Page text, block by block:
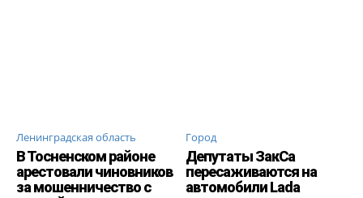
Ленинградская область
В Тосненском районе
арестовали чиновников
за мошенничество с
Город
Депутаты ЗакСа
пересаживаются на
автомобили Lada